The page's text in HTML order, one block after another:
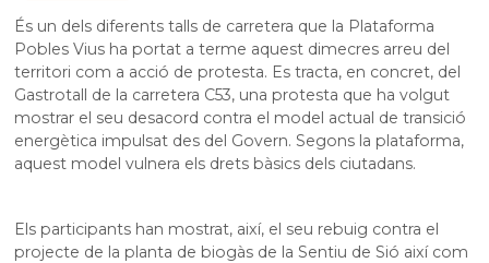
És un dels diferents talls de carretera que la Plataforma
Pobles Vius ha portat a terme aquest dimecres arreu del
territori com a acció de protesta. Es tracta, en concret, del
Gastrotall de la carretera C53, una protesta que ha volgut
mostrar el seu desacord contra el model actual de transició
energètica impulsat des del Govern. Segons la plataforma,
aquest model vulnera els drets bàsics dels ciutadans.
Els participants han mostrat, així, el seu rebuig contra el
projecte de la planta de biogàs de la Sentiu de Sió així com